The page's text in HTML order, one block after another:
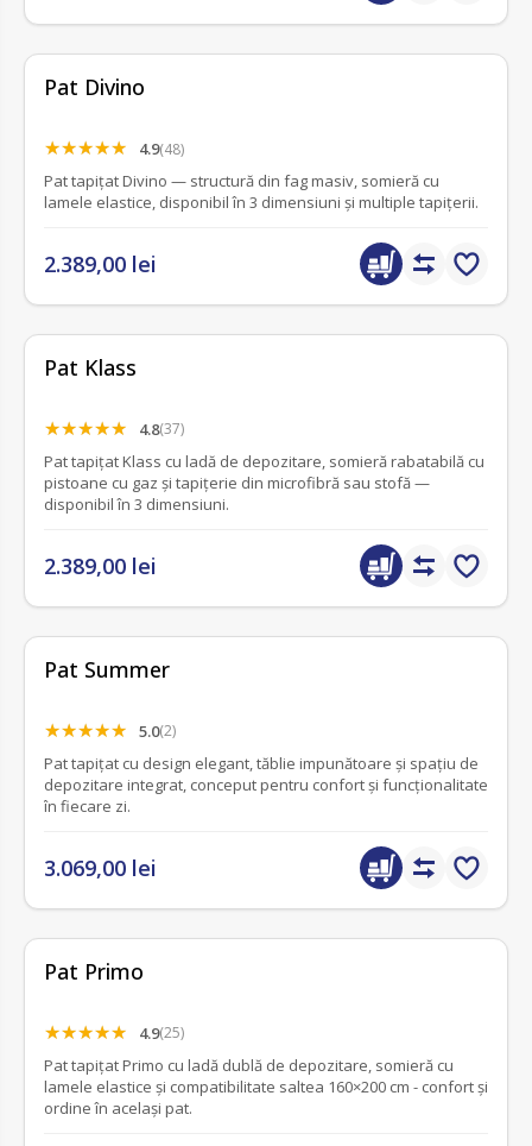
Pat Divino
4.9(48)
Pat tapițat Divino — structură din fag masiv, somieră cu
lamele elastice, disponibil în 3 dimensiuni și multiple tapițerii.
2.389,00 lei
Pat Klass
4.8(37)
Pat tapițat Klass cu ladă de depozitare, somieră rabatabilă cu
pistoane cu gaz și tapițerie din microfibră sau stofă —
disponibil în 3 dimensiuni.
2.389,00 lei
Pat Summer
5.0(2)
Pat tapițat cu design elegant, tăblie impunătoare și spațiu de
depozitare integrat, conceput pentru confort și funcționalitate
în fiecare zi.
3.069,00 lei
Pat Primo
4.9(25)
Pat tapițat Primo cu ladă dublă de depozitare, somieră cu
lamele elastice și compatibilitate saltea 160×200 cm - confort și
ordine în același pat.